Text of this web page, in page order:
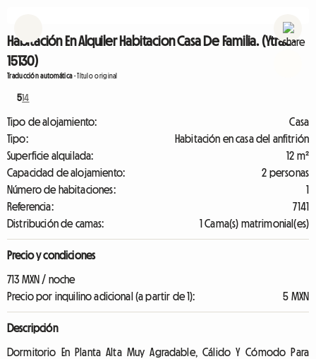
Habitación En Alquiler Habitacion Casa De Familia. (Ytrac -
15130)
Traducción automática-Título original
514
Tipo de alojamiento:
Casa
Tipo:
Habitación en casa del anfitrión
Superficie alquilada:
12 m²
Capacidad de alojamiento:
2 personas
Número de habitaciones:
1
Referencia:
7141
Distribución de camas:
1 Cama(s) matrimonial(es)
Precio y condiciones
713 MXN / noche
Precio por inquilino adicional (a partir de 1):
5 MXN
Descripción
Dormitorio En Planta Alta Muy Agradable, Cálido Y Cómodo Para